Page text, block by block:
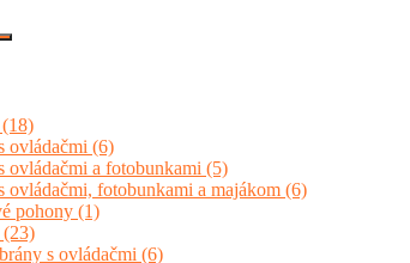
(18)
ovládačmi (6)
ovládačmi a fotobunkami (5)
ovládačmi, fotobunkami a majákom (6)
pohony (1)
(23)
s ovládačmi (6)